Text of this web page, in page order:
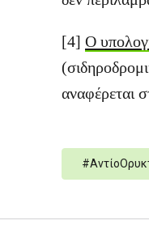
[4] Ο
αναφέρεται
#